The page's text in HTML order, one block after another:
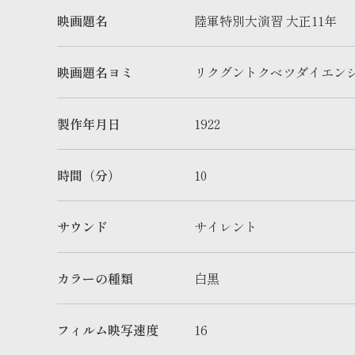
映画題名 陸軍特別大演習 大正11年
映画題名ヨミ リクグントクベツダイエン
製作年月日 1922
時間（分） 10
サウンド サイレント
カラーの種類 白黒
フィルム映写速度 16